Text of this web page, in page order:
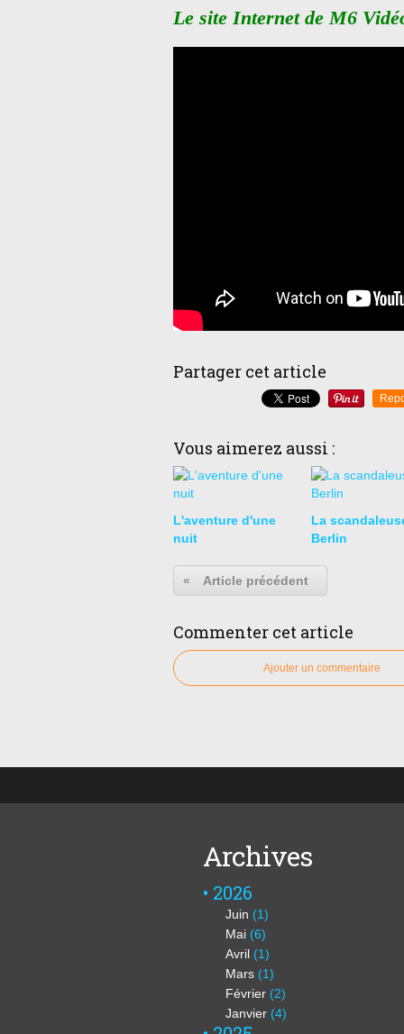
Le site Internet de M6
Partager cet article
Vous aimerez aussi :
L'aventure d'une
nuit
La
Berlin
« Article précédent
Commenter cet article
Ajouter un commentaire
Archives
2026
Juin (1)
Mai (6)
Avril (1)
Mars (1)
Février (2)
Janvier (4)